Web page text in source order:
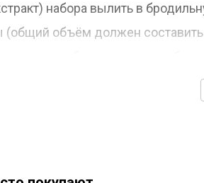
набора вылить в
объём должен составить
бутылкам и убрать на